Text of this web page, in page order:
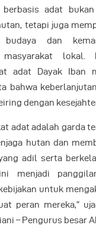
adat bukan
tetapi juga
budaya dan
masyarakat lokal.
adat Dayak Iban
bahwa
dengan
adat adalah garda
hutan dan
adil serta
menjadi
untuk
peran mereka,”
– Pengurus besar